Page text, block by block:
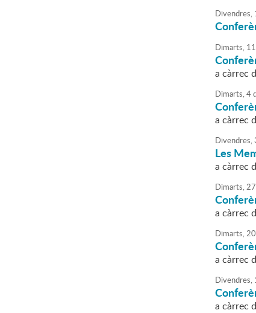
Divendres,
Dimarts, 11
a càrrec
Dimarts,4
a càrrec
Divendres,
Les
a càrrec
Dimarts,27
a càrrec
Dimarts,20
a càrrec
Divendres,
a càrrec